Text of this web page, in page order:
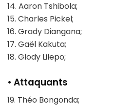
14. Aaron Tshibola;
15. Charles Pickel;
16. Grady Diangana;
17. Gaël Kakuta;
18. Glody Lilepo;
• Attaquants
19. Théo Bongonda;